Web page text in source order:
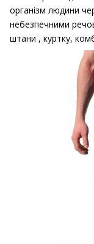
організм людини
небезпечними
штани , куртку,